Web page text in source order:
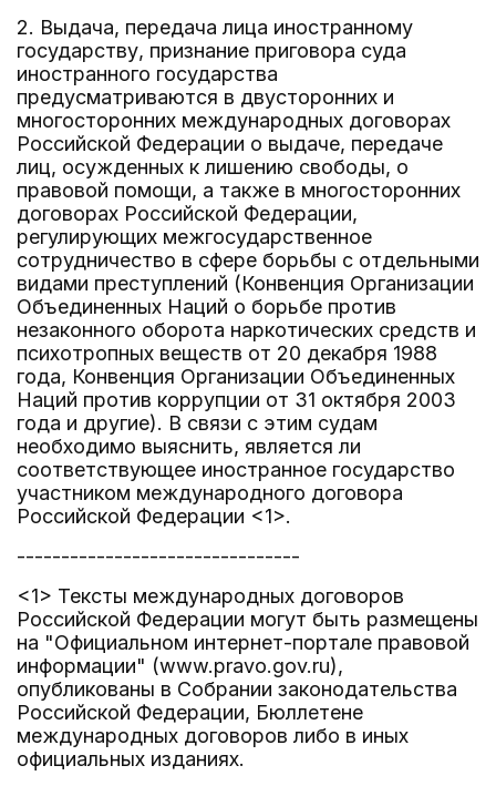
2. Выдача, передача лица иностранному
государству, признание приговора суда
иностранного государства
предусматриваются в двусторонних и
многосторонних международных договорах
Российской Федерации о выдаче, передаче
лиц, осужденных к лишению свободы, о
правовой помощи, а также в многосторонних
договорах Российской Федерации,
регулирующих межгосударственное
сотрудничество в сфере борьбы с отдельными
видами преступлений (Конвенция Организации
Объединенных Наций о борьбе против
незаконного оборота наркотических средств и
психотропных веществ от 20 декабря 1988
года, Конвенция Организации Объединенных
Наций против коррупции от 31 октября 2003
года и другие). В связи с этим судам
необходимо выяснить, является ли
соответствующее иностранное государство
участником международного договора
Российской Федерации <1>.
--------------------------------
<1> Тексты международных договоров
Российской Федерации могут быть размещены
на "Официальном интернет-портале правовой
информации" (www.pravo.gov.ru),
опубликованы в Собрании законодательства
Российской Федерации, Бюллетене
международных договоров либо в иных
официальных изданиях.